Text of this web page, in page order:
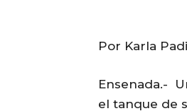
Por Karla
Ensenada.-
el tanque de